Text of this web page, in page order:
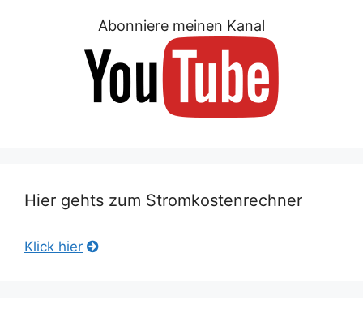
Abonniere meinen Kanal
Hier gehts zum Stromkostenrechner
Klick hier